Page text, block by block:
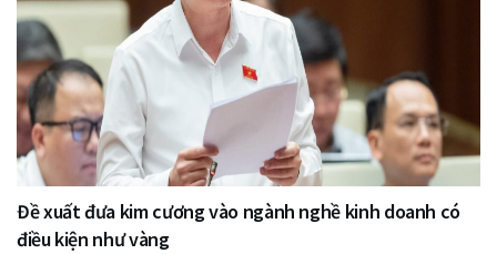
Đề xuất đưa kim cương vào ngành nghề kinh doanh có
điều kiện như vàng